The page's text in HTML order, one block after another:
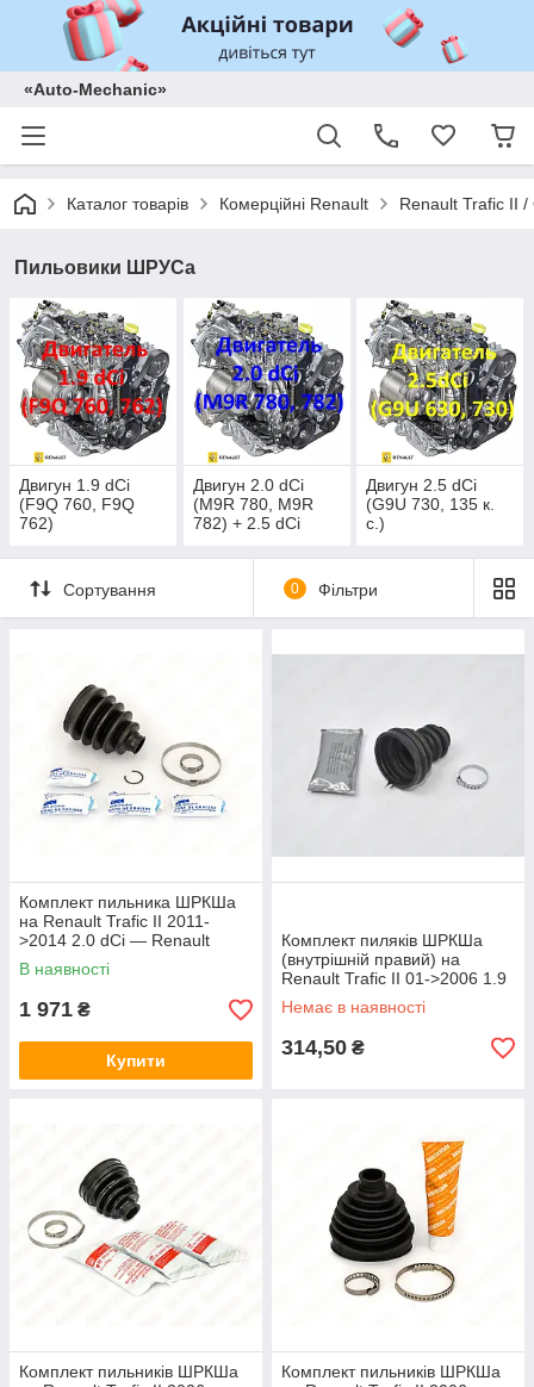
«Auto-Mechanic»
Каталог товарів Комерційні Renault Renault Trafic II
Пильовики ШРУСа
Двигун 1.9 dCi
(F9Q 760, F9Q
762)
Двигун 2.0 dCi
(M9R 780, M9R
782) + 2.5 dCi
с.)
Двигун 2.5 dCi
(G9U 730, 135 к.
с.)
Сортування 0 Фільтри
Комплект пильника ШРКШа
на Renault Trafic II 2011-
>2014 2.0 dCi — Renault
(Оригінал) - 8201191810
В наявності
1 971 ₴
Купити
Комплект пиляків ШРКШа
(внутрішній правий) на
Renault Trafic II 01->2006 1.9
dCi - Pascal (Польща) -
G6X005PC
Немає в наявності
314,50 ₴
Комплект пильників ШРКШа
Комплект пильників ШРКШа